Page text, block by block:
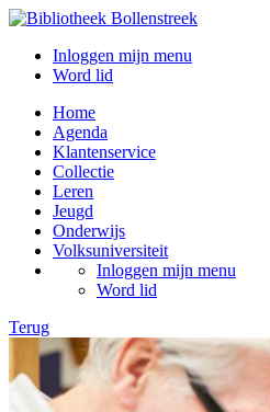
Inloggen mijn menu
Word lid
Home
Agenda
Klantenservice
Collectie
Leren
Jeugd
Onderwijs
Volksuniversiteit
Inloggen mijn menu
Word lid
Terug